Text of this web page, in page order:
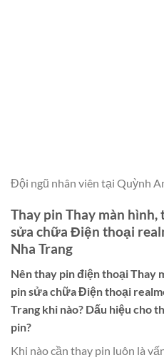
Đội ngũ nhân viên tại Quỳnh
Thay pin Thay màn
sửa chữa Điện thoại
Nha Trang
Nên thay pin điện thoạiThay
pin sửa chữa Điện thoại
Trang khi nào? Dấu hiệu cho
pin?
Khi nào cần thay pin luôn là